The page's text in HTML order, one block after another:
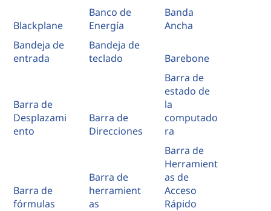
Blackplane
Banco de
Energía
Banda
Ancha
Bandeja de
entrada
Bandeja de
teclado
Barebone
Barra de
Desplazami
ento
Barra de
Direcciones
Barra de
estado de
la
computado
ra
Barra de
fórmulas
Barra de
herramient
as
Barra de
Herramient
as de
Acceso
Rápido